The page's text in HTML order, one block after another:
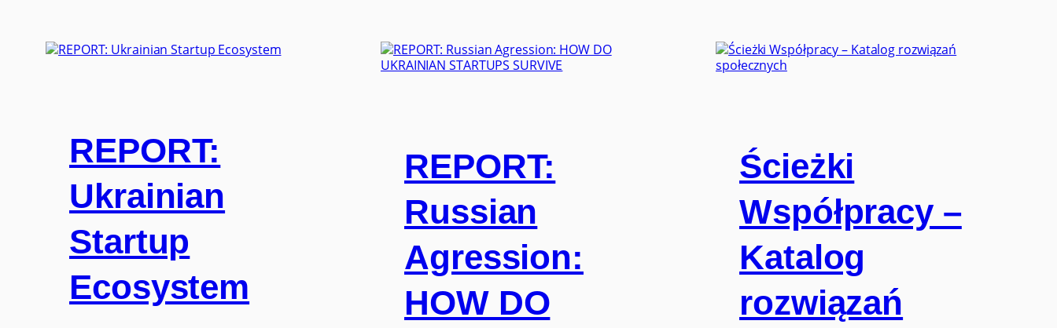
REPORT:
Ukrainian
Startup
Ecosystem
REPORT:
Russian
Agression:
HOW DO
Ścieżki
Współpracy –
Katalog
rozwiązań